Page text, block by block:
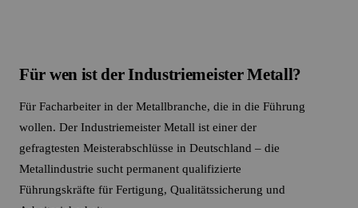
Für wen ist der Industriemeister Metall?
Für Facharbeiter in der Metallbranche, die in die Führung
wollen. Der Industriemeister Metall ist einer der
gefragtesten Meisterabschlüsse in Deutschland – die
Metallindustrie sucht permanent qualifizierte
Führungskräfte für Fertigung, Qualitätssicherung und